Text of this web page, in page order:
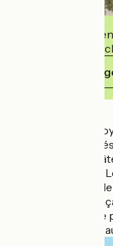
Cet
accueillir des
Voir ses
Entrez dans
Vous serez
découvrirez 41
fleurons du Val de
pourrez
l'architecture
Partez à
des mini-chevaux